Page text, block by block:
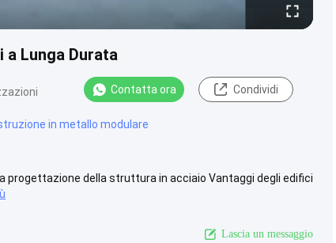
Lunga Durata
Contatta ora Condividi
in metallo modulare
progettazione della struttura in acciaio Vantaggi degli edifici
Lascia un messaggio